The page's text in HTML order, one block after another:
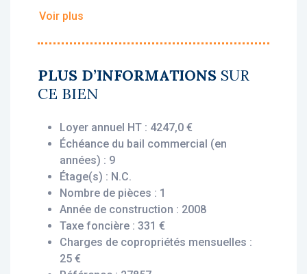
• Loyer annuel HT : 4 247 €
Vous bénéficiez du statut fiscal LMNP
amortissable, permettant une exonération
exploité par un gestionnaire professionnel
(Adagio), engagé par un bail commercial,
vous assurant le versement des loyers dès
l’acquisition, que le logement soit loué ou
Description du bien :
Ce Studio situé au 4ème étage se compose
d’une entrée avec coin cuisine et placard,
Voir plus
PLUS D’INFORMATIONS SUR
CE BIEN
Loyer annuel HT : 4247,0 €
Échéance du bail commercial (en
années) : 9
Étage(s) : N.C.
Nombre de pièces : 1
Année de construction : 2008
Taxe foncière : 331 €
Charges de copropriétés mensuelles :
25 €